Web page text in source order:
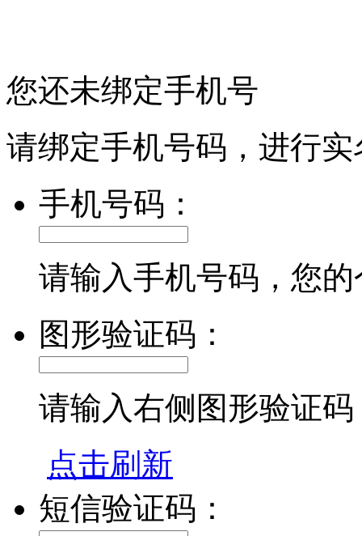
您还未绑定手机号
请绑定手机号码，进行
手机号码：
请输入手机号码，您
图形验证码：
请输入右侧图形验证码
点击刷新
短信验证码：